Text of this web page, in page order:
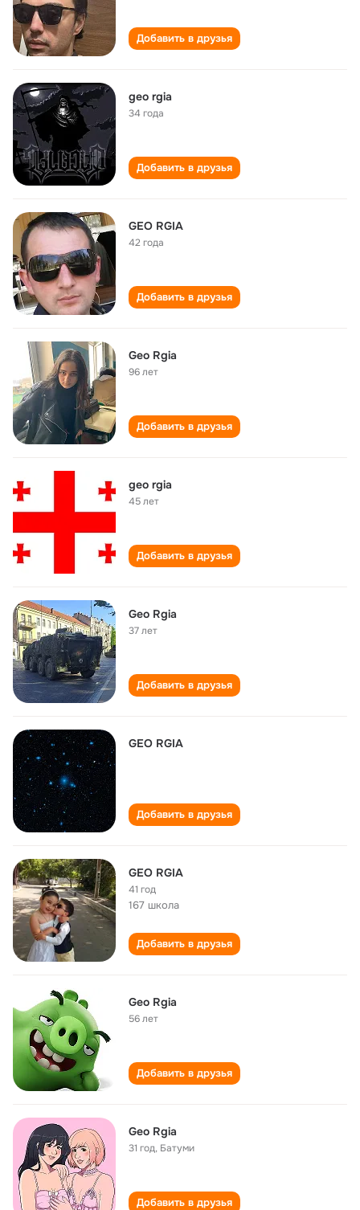
Добавить в друзья
geo rgia
34 года
Добавить в друзья
GEO RGIA
42 года
Добавить в друзья
Geo Rgia
96 лет
Добавить в друзья
geo rgia
45 лет
Добавить в друзья
Geo Rgia
37 лет
Добавить в друзья
GEO RGIA
Добавить в друзья
GEO RGIA
41 год
167 школа
Добавить в друзья
Geo Rgia
56 лет
Добавить в друзья
Geo Rgia
31 год, Батуми
Добавить в друзья